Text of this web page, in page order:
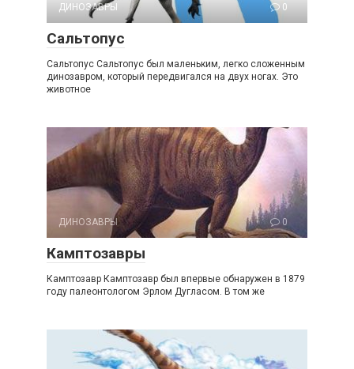
ДИНОЗАВРЫ 0
Сальтопус
Сальтопус Сальтопус был маленьким, легко сложенным
динозавром, который передвигался на двух ногах. Это
животное
ДИНОЗАВРЫ 0
Камптозавры
Камптозавр Камптозавр был впервые обнаружен в 1879
году палеонтологом Эрлом Дугласом. В том же